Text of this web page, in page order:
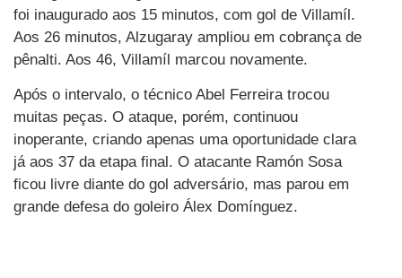
foi inaugurado aos 15 minutos, com gol de Villamíl.
Aos 26 minutos, Alzugaray ampliou em cobrança de
pênalti. Aos 46, Villamíl marcou novamente.
Após o intervalo, o técnico Abel Ferreira trocou
muitas peças. O ataque, porém, continuou
inoperante, criando apenas uma oportunidade clara
já aos 37 da etapa final. O atacante Ramón Sosa
ficou livre diante do gol adversário, mas parou em
grande defesa do goleiro Álex Domínguez.